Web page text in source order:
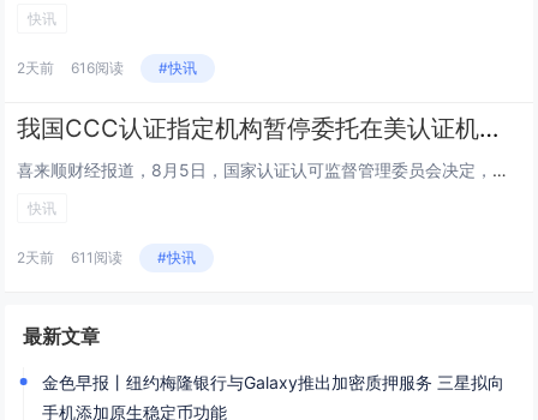
快讯
2天前 616阅读 #快讯
我国CCC认证指定机构暂停委托在美认证机构实施工厂跟踪检查
喜来顺财经报道，8月5日，国家认证认可监督管理委员会决定，即日起，暂停我国强制性产品认证（CCC认证）指定机构委托在美认...
快讯
2天前 611阅读 #快讯
最新文章
金色早报丨纽约梅隆银行与Galaxy推出加密质押服务 三星拟向
手机添加原生稳定币功能